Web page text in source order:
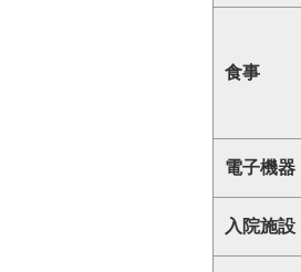
食事
電子機器
入院施設